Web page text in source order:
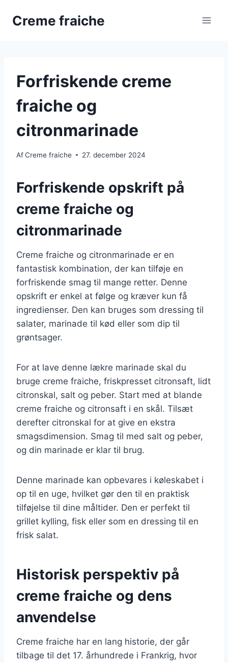
Creme fraiche
Forfriskende creme
fraiche og
citronmarinade
AfCreme fraiche 27. december 2024
Forfriskende opskrift på
creme fraiche og
citronmarinade
Creme fraiche og citronmarinade er en
fantastisk kombination, der kan tilføje en
forfriskende smag til mange retter. Denne
opskrift er enkel at følge og kræver kun få
ingredienser. Den kan bruges som dressing til
salater, marinade til kød eller som dip til
grøntsager.
For at lave denne lækre marinade skal du
bruge creme fraiche, friskpresset citronsaft, lidt
citronskal, salt og peber. Start med at blande
creme fraiche og citronsaft i en skål. Tilsæt
derefter citronskal for at give en ekstra
smagsdimension. Smag til med salt og peber,
og din marinade er klar til brug.
Denne marinade kan opbevares i køleskabet i
op til en uge, hvilket gør den til en praktisk
tilføjelse til dine måltider. Den er perfekt til
grillet kylling, fisk eller som en dressing til en
frisk salat.
Historisk perspektiv på
creme fraiche og dens
anvendelse
Creme fraiche har en lang historie, der går
tilbage til det 17. århundrede i Frankrig, hvor